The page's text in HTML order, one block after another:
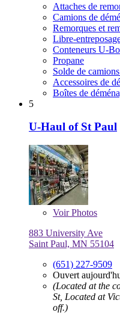
Attaches de
Camions de
Remorques et
Libre-
Conteneurs U-
Propane
Solde de
Accessoires de
Boîtes de
5
U-Haul of St Paul
VoirPhotos
883 University Ave
Saint Paul, MN 55104
(651) 227-9509
Ouvert
(Located at the
St, Located at
off.)